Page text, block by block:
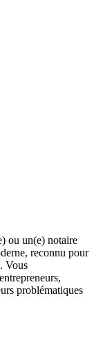
ou un(e) notaire
reconnu pour
Vous
problématiques